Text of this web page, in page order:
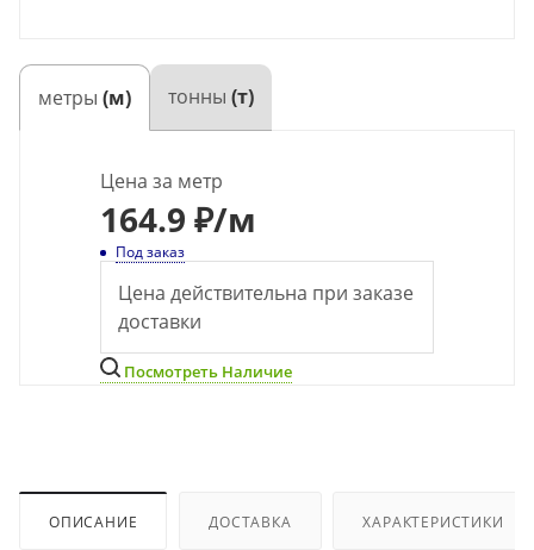
метры (м) тонны (т)
Цена за метр
164.9 ₽/м
Под заказ
Цена действительна при заказе
доставки
Посмотреть Наличие
ОПИСАНИЕ ДОСТАВКА ХАРАКТЕРИСТИКИ